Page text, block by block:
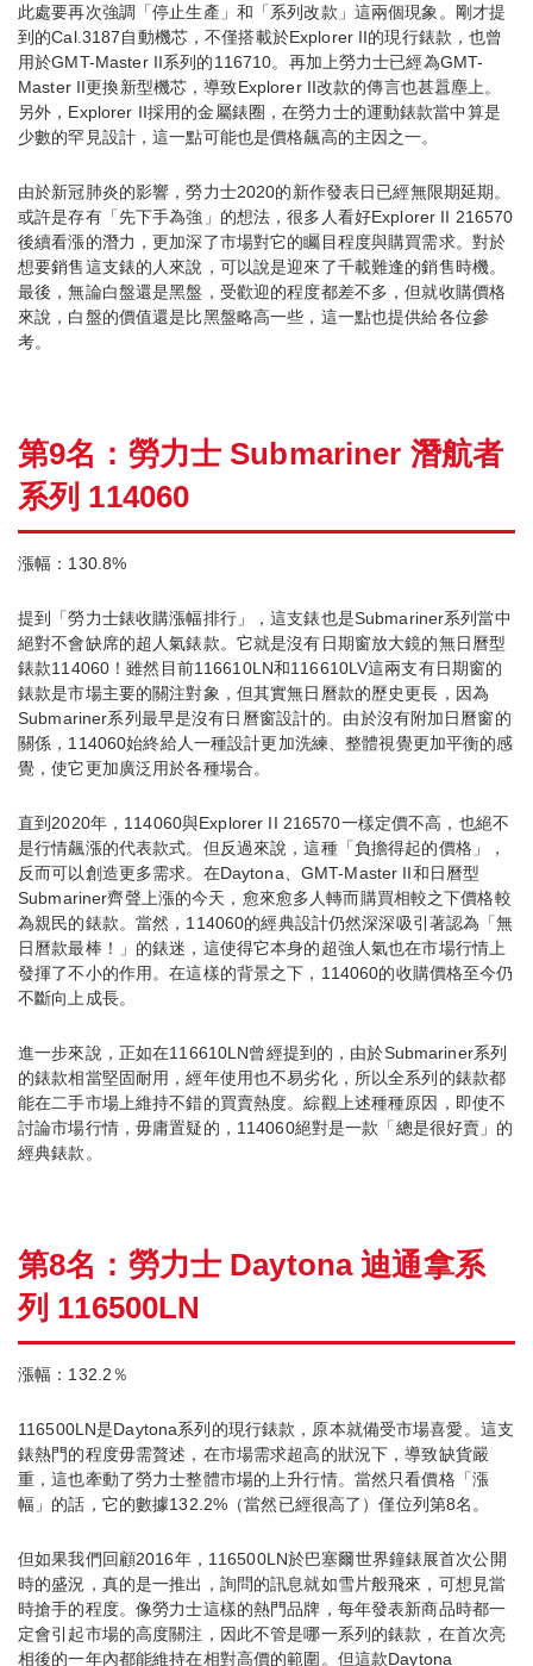
此處要再次強調「停止生產」和「系列改款」這兩個現象。剛才提
到的Cal.3187自動機芯，不僅搭載於Explorer II的現行錶款，也曾
用於GMT-Master II系列的116710。再加上勞力士已經為GMT-
Master II更換新型機芯，導致Explorer II改款的傳言也甚囂塵上。
另外，Explorer II採用的金屬錶圈，在勞力士的運動錶款當中算是
少數的罕見設計，這一點可能也是價格飆高的主因之一。
由於新冠肺炎的影響，勞力士2020的新作發表日已經無限期延期。
或許是存有「先下手為強」的想法，很多人看好Explorer II 216570
後續看漲的潛力，更加深了市場對它的矚目程度與購買需求。對於
想要銷售這支錶的人來說，可以說是迎來了千載難逢的銷售時機。
最後，無論白盤還是黑盤，受歡迎的程度都差不多，但就收購價格
來說，白盤的價值還是比黑盤略高一些，這一點也提供給各位參
考。
第9名：勞力士 Submariner 潛航者
系列 114060
漲幅：130.8%
提到「勞力士錶收購漲幅排行」，這支錶也是Submariner系列當中
絕對不會缺席的超人氣錶款。它就是沒有日期窗放大鏡的無日曆型
錶款114060！雖然目前116610LN和116610LV這兩支有日期窗的
錶款是市場主要的關注對象，但其實無日曆款的歷史更長，因為
Submariner系列最早是沒有日曆窗設計的。由於沒有附加日曆窗的
關係，114060始終給人一種設計更加洗練、整體視覺更加平衡的感
覺，使它更加廣泛用於各種場合。
直到2020年，114060與Explorer II 216570一樣定價不高，也絕不
是行情飆漲的代表款式。但反過來說，這種「負擔得起的價格」，
反而可以創造更多需求。在Daytona、GMT-Master II和日曆型
Submariner齊聲上漲的今天，愈來愈多人轉而購買相較之下價格較
為親民的錶款。當然，114060的經典設計仍然深深吸引著認為「無
日曆款最棒！」的錶迷，這使得它本身的超強人氣也在市場行情上
發揮了不小的作用。在這樣的背景之下，114060的收購價格至今仍
不斷向上成長。
進一步來說，正如在116610LN曾經提到的，由於Submariner系列
的錶款相當堅固耐用，經年使用也不易劣化，所以全系列的錶款都
能在二手市場上維持不錯的買賣熱度。綜觀上述種種原因，即使不
討論市場行情，毋庸置疑的，114060絕對是一款「總是很好賣」的
經典錶款。
第8名：勞力士 Daytona 迪通拿系
列 116500LN
漲幅：132.2％
116500LN是Daytona系列的現行錶款，原本就備受市場喜愛。這支
錶熱門的程度毋需贅述，在市場需求超高的狀況下，導致缺貨嚴
重，這也牽動了勞力士整體市場的上升行情。當然只看價格「漲
幅」的話，它的數據132.2%（當然已經很高了）僅位列第8名。
但如果我們回顧2016年，116500LN於巴塞爾世界鐘錶展首次公開
時的盛況，真的是一推出，詢問的訊息就如雪片般飛來，可想見當
時搶手的程度。像勞力士這樣的熱門品牌，每年發表新商品時都一
定會引起市場的高度關注，因此不管是哪一系列的錶款，在首次亮
相後的一年內都能維持在相對高價的範圍。但這款Daytona